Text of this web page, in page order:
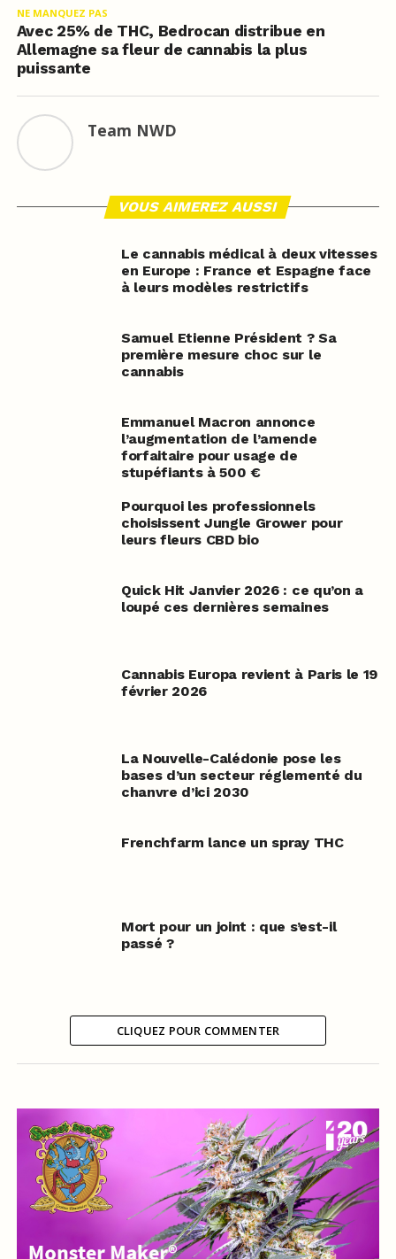
NE MANQUEZ PAS
Avec 25% de THC, Bedrocan distribue en
Allemagne sa fleur de cannabis la plus
puissante
Team NWD
VOUS AIMEREZ AUSSI
Le cannabis médical à deux vitesses
en Europe : France et Espagne face
à leurs modèles restrictifs
Samuel Etienne Président ? Sa
première mesure choc sur le
cannabis
Emmanuel Macron annonce
l’augmentation de l’amende
forfaitaire pour usage de
stupéfiants à 500 €
Pourquoi les professionnels
choisissent Jungle Grower pour
leurs fleurs CBD bio
Quick Hit Janvier 2026 : ce qu’on a
loupé ces dernières semaines
Cannabis Europa revient à Paris le 19
février 2026
La Nouvelle-Calédonie pose les
bases d’un secteur réglementé du
chanvre d’ici 2030
Frenchfarm lance un spray THC
Mort pour un joint : que s’est-il
passé ?
CLIQUEZ POUR COMMENTER